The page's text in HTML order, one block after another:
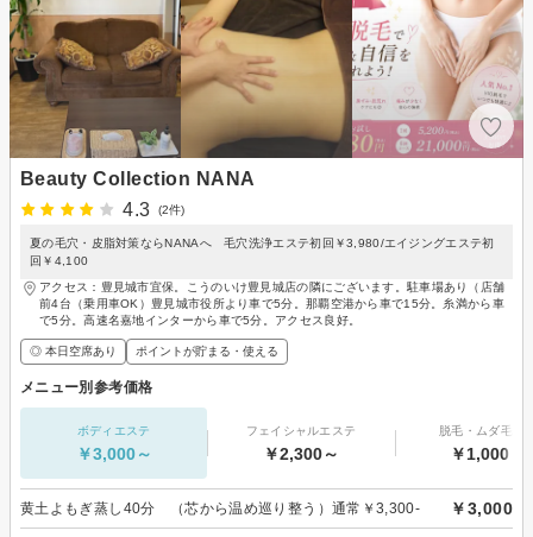
Beauty Collection NANA
4.3
(2件)
夏の毛穴・皮脂対策ならNANAへ 毛穴洗浄エステ初回￥3,980/エイジングエステ初
回￥4,100
アクセス：豊見城市宜保。こうのいけ豊見城店の隣にございます。駐車場あり（店舗
前4台（乗用車OK）豊見城市役所より車で5分。那覇空港から車で15分。糸満から車
で5分。高速名嘉地インターから車で5分。アクセス良好。
◎ 本日空席あり ポイントが貯まる・使える
メニュー別参考価格
ボディエステ
￥3,000～
フェイシャルエステ
￥2,300～
脱毛・ムダ毛処
￥1,000～
黄土よもぎ蒸し40分 （芯から温め巡り整う）通常￥3,300- ￥3,000